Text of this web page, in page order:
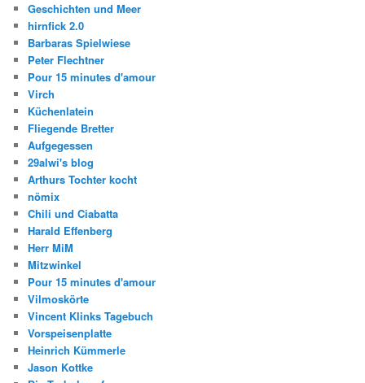
Geschichten und Meer
hirnfick 2.0
Barbaras Spielwiese
Peter Flechtner
Pour 15 minutes d'amour
Virch
Küchenlatein
Fliegende Bretter
Aufgegessen
29alwi's blog
Arthurs Tochter kocht
nömix
Chili und Ciabatta
Harald Effenberg
Herr MiM
Mitzwinkel
Pour 15 minutes d'amour
Vilmoskörte
Vincent Klinks Tagebuch
Vorspeisenplatte
Heinrich Kümmerle
Jason Kottke